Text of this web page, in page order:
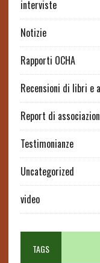
interviste
Notizie
Rapporti OCHA
Recensioni di libri e
Report di
Testimonianze
Uncategorized
video
TAGS